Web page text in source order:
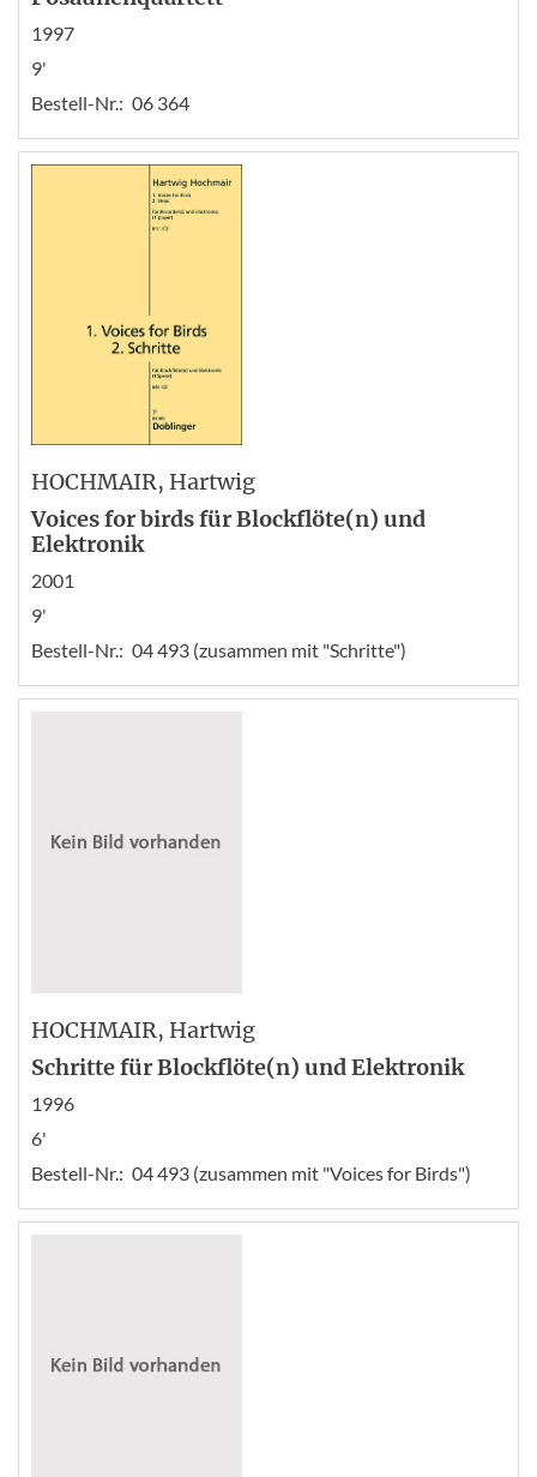
1997
9'
Bestell-Nr.: 06 364
HOCHMAIR, Hartwig
Voices for birds für Blockflöte(n) und
Elektronik
2001
9'
Bestell-Nr.: 04 493 (zusammen mit "Schritte")
HOCHMAIR, Hartwig
Schritte für Blockflöte(n) und Elektronik
1996
6'
Bestell-Nr.: 04 493 (zusammen mit "Voices for Birds")